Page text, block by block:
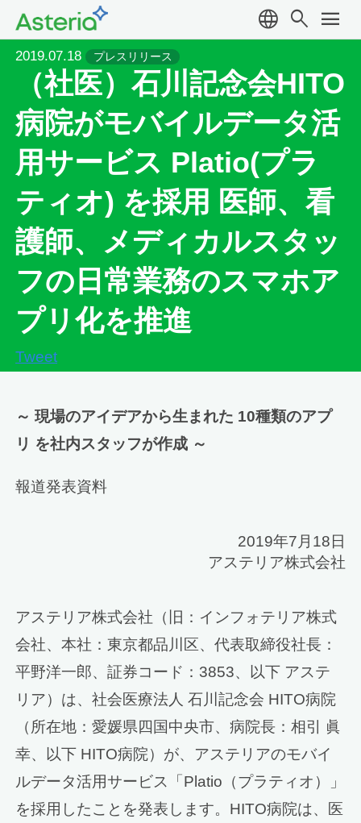
language search menu
2019.07.18 プレスリリース
（社医）石川記念会HITO
病院がモバイルデータ活
用サービス Platio(プラ
ティオ) を採用 医師、看
護師、メディカルスタッ
フの日常業務のスマホア
プリ化を推進
Tweet
～ 現場のアイデアから生まれた 10種類のアプ
リ を社内スタッフが作成 ～
報道発表資料
2019年7月18日
アステリア株式会社
アステリア株式会社（旧：インフォテリア株式
会社、本社：東京都品川区、代表取締役社長：
平野洋一郎、証券コード：3853、以下 アステ
リア）は、社会医療法人 石川記念会 HITO病院
（所在地：愛媛県四国中央市、病院長：相引 眞
幸、以下 HITO病院）が、アステリアのモバイ
ルデータ活用サービス「Platio（プラティオ）」
を採用したことを発表します。HITO病院は、医